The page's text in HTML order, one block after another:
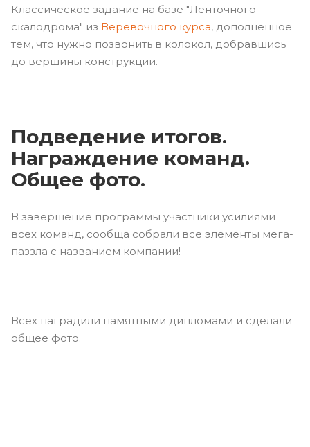
Классическое задание на базе "Ленточного
скалодрома" из Веревочного курса, дополненное
тем, что нужно позвонить в колокол, добравшись
до вершины конструкции.
Подведение итогов.
Награждение команд.
Общее фото.
В завершение программы участники усилиями
всех команд, сообща собрали все элементы мега-
паззла с названием компании!
Всех наградили памятными дипломами и сделали
общее фото.